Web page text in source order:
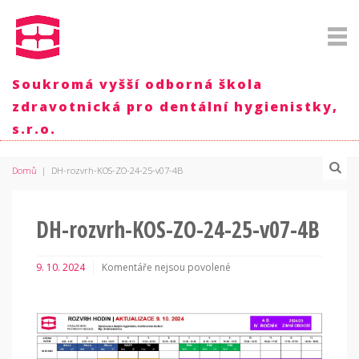
Soukromá vyšší odborná škola
zdravotnická pro dentální hygienistky,
s.r.o.
Domů | DH-rozvrh-KOS-ZO-24-25-v07-4B
DH-rozvrh-KOS-ZO-24-25-v07-4B
9. 10. 2024
Komentáře nejsou povolené
názvem
DH-
rozvrh-